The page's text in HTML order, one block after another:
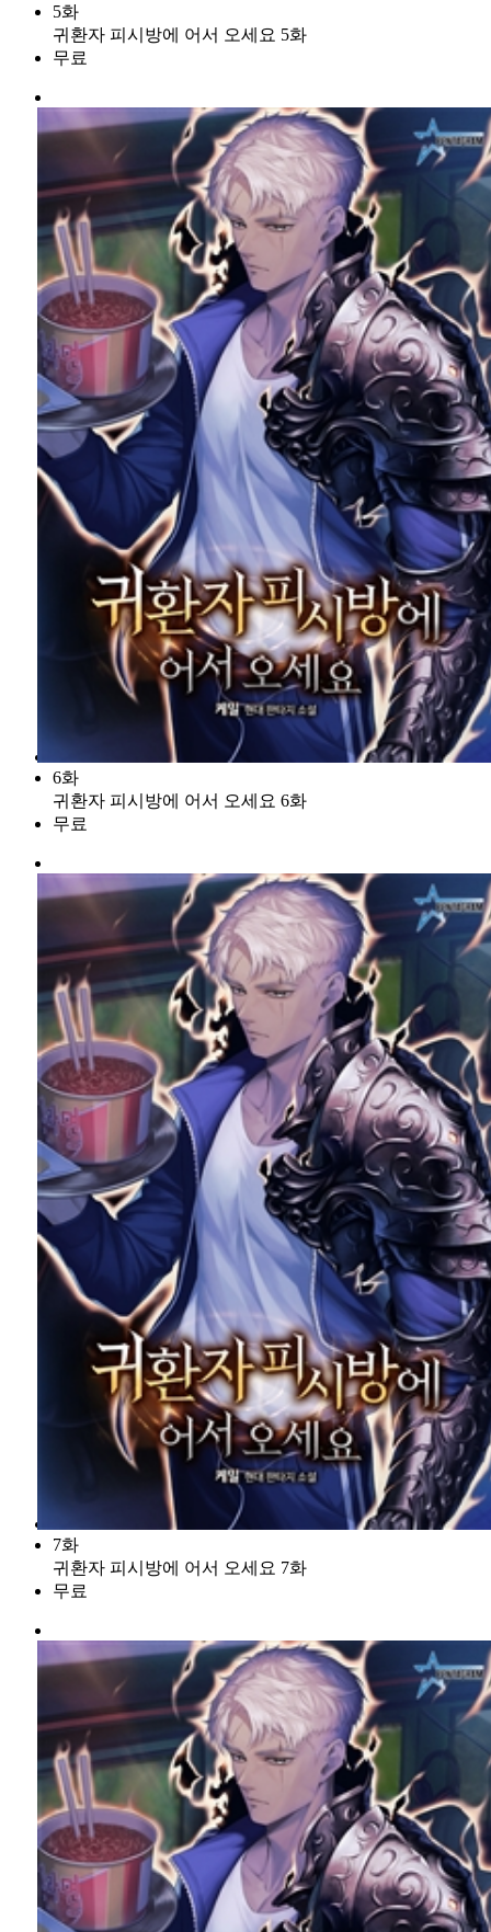
5화
귀환자 피시방에 어서 오세요 5화
무료
6화
귀환자 피시방에 어서 오세요 6화
무료
7화
귀환자 피시방에 어서 오세요 7화
무료